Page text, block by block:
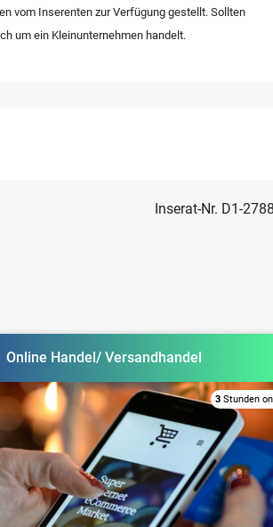
vom Inserenten zur Verfügung gestellt. Sollten
um ein Kleinunternehmen handelt.
Inserat-Nr. D1-
Online Handel/ Versandhandel
3Stunden